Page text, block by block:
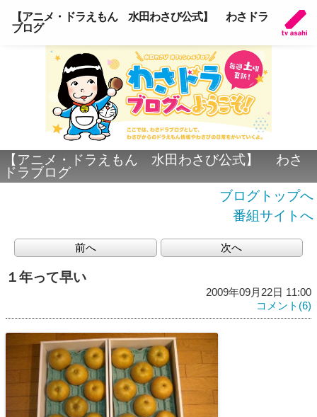
【アニメ・ドラえもん 水田わさび公式】 わさドラ
ブログ
【アニメ・ドラえもん 水田わさび公式】 わさ
ドラブログ
ブログトップへ
番組サイトへ
前へ 次へ
１年って早い
2009年09月22日 11:00
コメント(6)